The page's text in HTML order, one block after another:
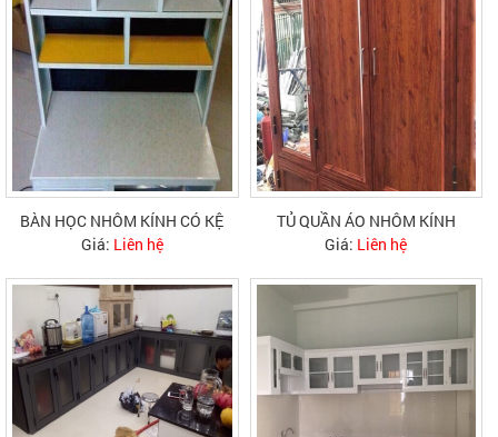
BÀN HỌC NHÔM KÍNH CÓ KỆ
Giá: Liên hệ
TỦ QUẦN ÁO NHÔM KÍNH
Giá: Liên hệ